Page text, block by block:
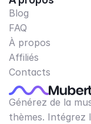
Blog
FAQ
À propos
Affiliés
Contacts
Générez de la
thèmes. Intégrez